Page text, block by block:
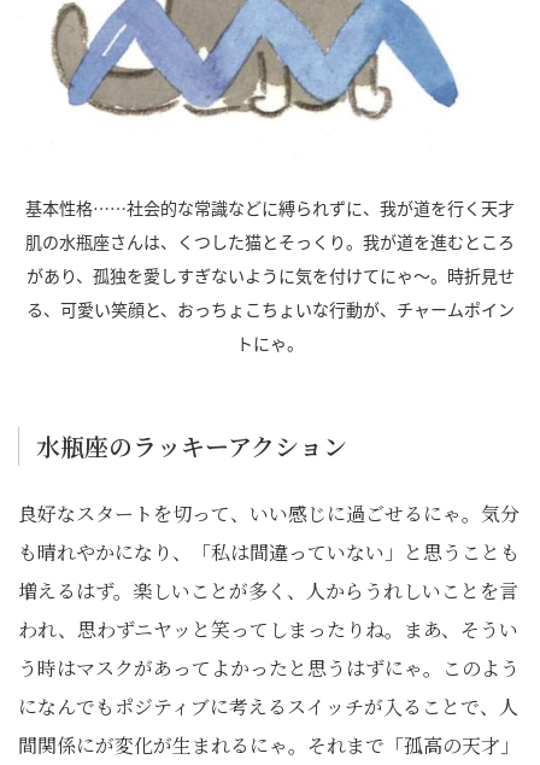
基本性格……社会的な常識などに縛られずに、我が道を行く天才
肌の水瓶座さんは、くつした猫とそっくり。我が道を進むところ
があり、孤独を愛しすぎないように気を付けてにゃ～。時折見せ
る、可愛い笑顔と、おっちょこちょいな行動が、チャームポイン
トにゃ。
水瓶座のラッキーアクション
良好なスタートを切って、いい感じに過ごせるにゃ。気分
も晴れやかになり、「私は間違っていない」と思うことも
増えるはず。楽しいことが多く、人からうれしいことを言
われ、思わずニヤッと笑ってしまったりね。まあ、そうい
う時はマスクがあってよかったと思うはずにゃ。このよう
になんでもポジティブに考えるスイッチが入ることで、人
間関係にが変化が生まれるにゃ。それまで「孤高の天才」